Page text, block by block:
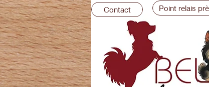
Contact Point relais